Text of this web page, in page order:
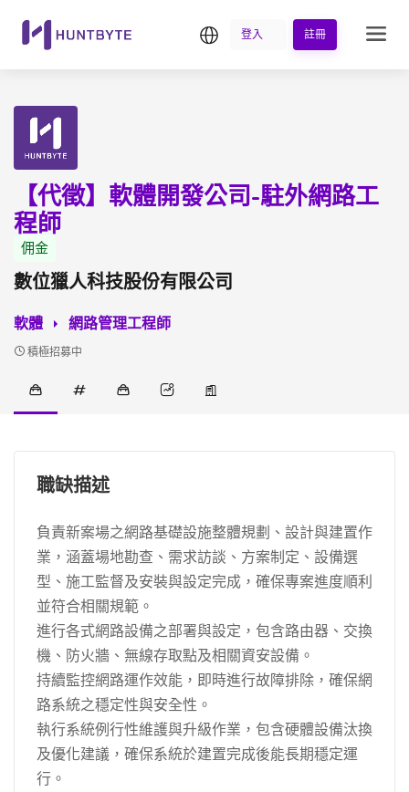
繁中登入 註冊
【代徵】軟體開發公司-駐外網路工
程師
佣金
數位獵人科技股份有限公司
軟體 網路管理工程師
積極招募中
職缺描述
負責新案場之網路基礎設施整體規劃、設計與建置作
業，涵蓋場地勘查、需求訪談、方案制定、設備選
型、施工監督及安裝與設定完成，確保專案進度順利
並符合相關規範。
進行各式網路設備之部署與設定，包含路由器、交換
機、防火牆、無線存取點及相關資安設備。
持續監控網路運作效能，即時進行故障排除，確保網
路系統之穩定性與安全性。
執行系統例行性維護與升級作業，包含硬體設備汰換
及優化建議，確保系統於建置完成後能長期穩定運
行。